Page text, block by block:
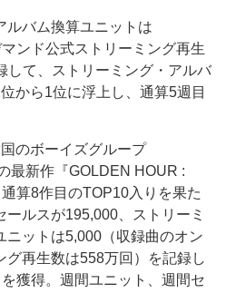
バム換算ユニットは
ンド公式ストリーミング再生
して、ストリーミング・アルバ
から1位に浮上し、通算5週目
のボーイズグループ
最新作『GOLDEN HOUR :
算8作目のTOP10入りを果た
ールスが195,000、ストリーミ
ニットは5,000（収録曲のオン
グ再生数は558万回）を記録し
獲得。週間ユニット、週間セ